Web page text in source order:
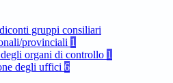
gruppi consiliari
provinciali 1
organi di controllo 1
degli uffici 6